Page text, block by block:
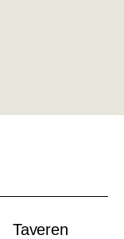
Taveren